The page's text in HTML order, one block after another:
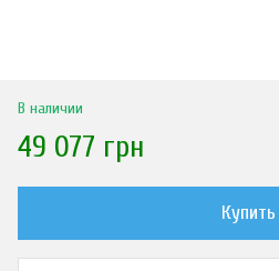
В наличии
49 077 грн
Купить